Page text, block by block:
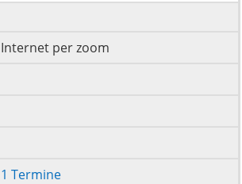
Internet per zoom
1 Termine